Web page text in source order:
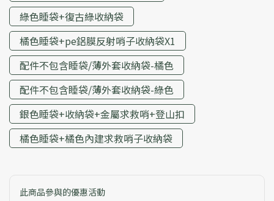
綠色睡袋+復古綠收納袋
橘色睡袋+pe鋁膜反射哨子收納袋X1
配件不包含睡袋/薄外套收納袋-橘色
配件不包含睡袋/薄外套收納袋-綠色
銀色睡袋+收納袋+金屬求救哨+登山扣
橘色睡袋+橘色內建求救哨子收納袋
此商品參與的優惠活動